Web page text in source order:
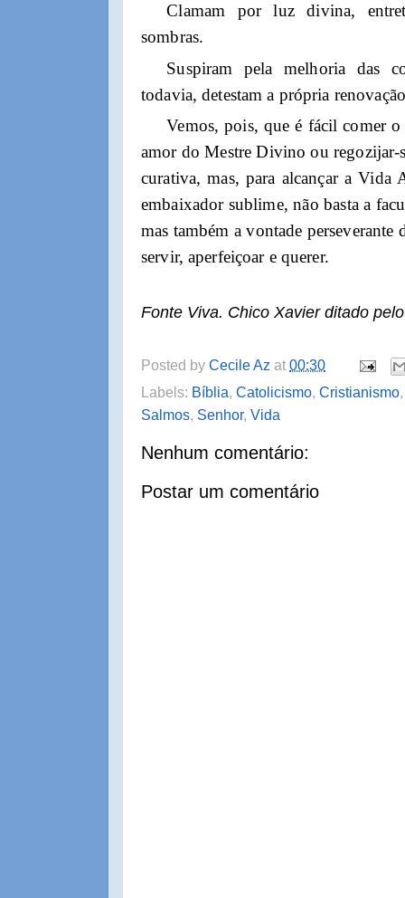
Clamam por luz divina,
sombras.
Suspiram pela melhoria das
todavia, detestam a própria
Vemos, pois, que é fácil comer
amor do Mestre Divino ou regozijar-
curativa, mas, para alcançar a Vida
embaixador sublime, não basta a
mas também a vontade perseverante
servir, aperfeiçoar e querer.
Fonte Viva. Chico Xavier ditado
Posted by Cecile Az at 00:30
Labels: Bíblia, Catolicismo, Cristianismo
Salmos, Senhor, Vida
Nenhum comentário:
Postar um comentário